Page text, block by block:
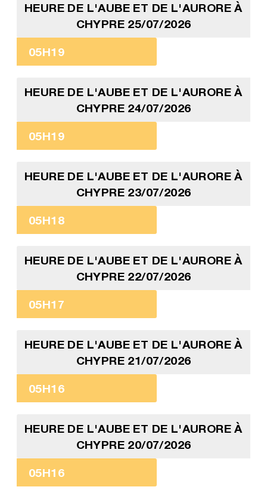
HEURE DE L'AUBE ET DE L'AURORE À
CHYPRE 25/07/2026
05H19
HEURE DE L'AUBE ET DE L'AURORE À
CHYPRE 24/07/2026
05H19
HEURE DE L'AUBE ET DE L'AURORE À
CHYPRE 23/07/2026
05H18
HEURE DE L'AUBE ET DE L'AURORE À
CHYPRE 22/07/2026
05H17
HEURE DE L'AUBE ET DE L'AURORE À
CHYPRE 21/07/2026
05H16
HEURE DE L'AUBE ET DE L'AURORE À
CHYPRE 20/07/2026
05H16